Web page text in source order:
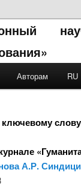
contentcontent
Авторам RU
ключевому
А.Р.